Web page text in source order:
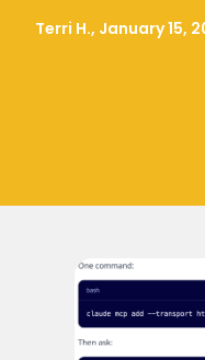
Terri H., January 15,